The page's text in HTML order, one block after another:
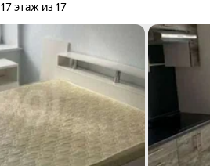
17 этаж из 17